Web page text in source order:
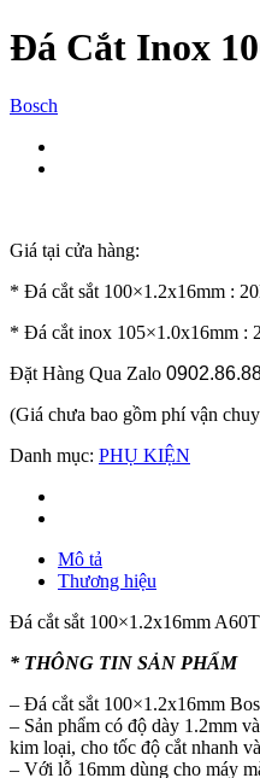
Đá Cắt Inox
Bosch
Giá tại cửa hàng:
* Đá cắt sắt 100×1.2x16mm :
* Đá cắt inox 105×1.0x16mm :
Đặt Hàng Qua Zalo
(Giá chưa bao gồm phí vận
Danh mục: PHỤ KIỆN
Mô tả
Thương hiệu
Đá cắt sắt 100×1.2x16mm
* THÔNG TIN SẢN PHẨM
– Đá cắt sắt 100×1.2x16mm
– Sản phẩm có độ dày 1.2mm
kim loại, cho tốc độ cắt nhanh
– Với lỗ 16mm dùng cho máy